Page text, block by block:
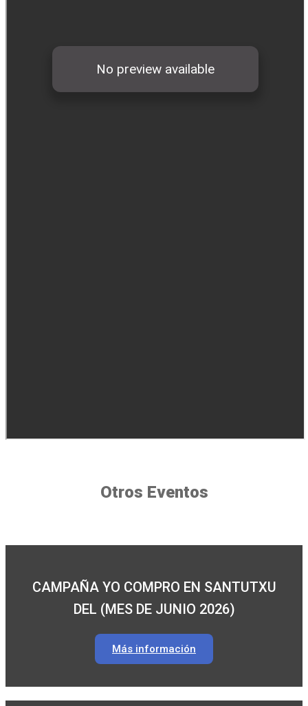
Otros Eventos
CAMPAÑA YO COMPRO EN SANTUTXU
DEL (MES DE JUNIO 2026)
Más información